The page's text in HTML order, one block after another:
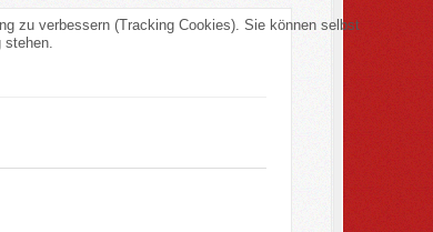
zu verbessern (Tracking Cookies). Sie können selbst